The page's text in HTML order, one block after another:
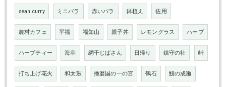
sean curry ミニバラ 赤いバラ 鉢植え 佐用
農村カフェ 平福 福知山 親子丼 レモングラス ハーブ
ハーブティー 海幸 網干じばさん 日帰り 鎮守の社 峠
打ち上げ花火 和太鼓 播磨国の一の宮 鶴石 鰻の成瀬